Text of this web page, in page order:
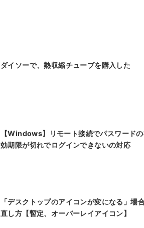
ダイソーで、熱収縮チューブを購入した
【Windows】リモート接続でパスワード
効期限が切れでログインできないの対応
「デスクトップのアイコンが変になる」場
直し方【暫定、オーバーレイアイコン】